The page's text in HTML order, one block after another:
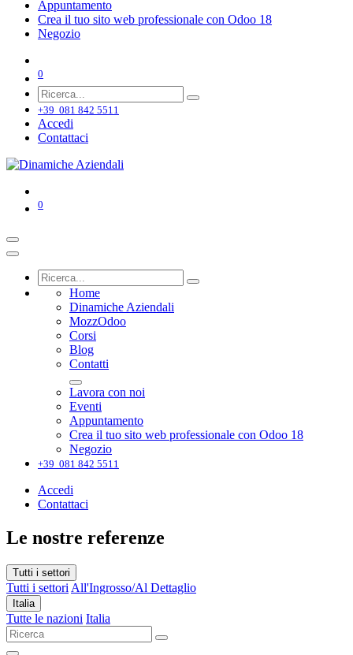
Appuntamento
Crea il tuo sito web professionale con Odoo 18
Negozio
0
+39 081 842 5511
Accedi
Contattaci
0
Home
Dinamiche Aziendali
MozzOdoo
Corsi
Blog
Contatti
Lavora con noi
Eventi
Appuntamento
Crea il tuo sito web professionale con Odoo 18
Negozio
+39 081 842 5511
Accedi
Contattaci
Le nostre referenze
Tutti i settori
Tutti i settori All'Ingrosso/Al Dettaglio
Italia
Tutte le nazioni Italia